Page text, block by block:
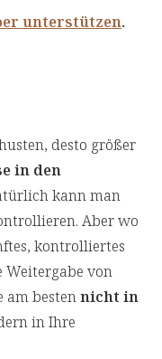
unterstützen.
desto größer
in den
kann man
Aber wo
kontrolliertes
Weitergabe von
am bestennicht in
in Ihre